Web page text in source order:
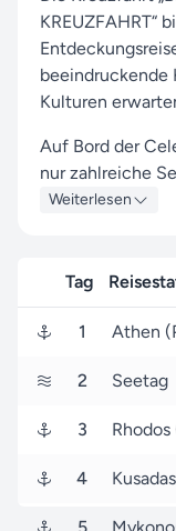
KREUZFAHRT“
beeindruckende
Kulturen
Auf Bord der
nur zahlreiche
genießen auch
Häfen von
Ihnen
Erlebnisse
Ihre 8-tägige
Athen (Piräus)
August 2026
Seereisen.de ist
Reise mit
Weiterlesen
Tag
1 Athen
2 Seetag
3
4